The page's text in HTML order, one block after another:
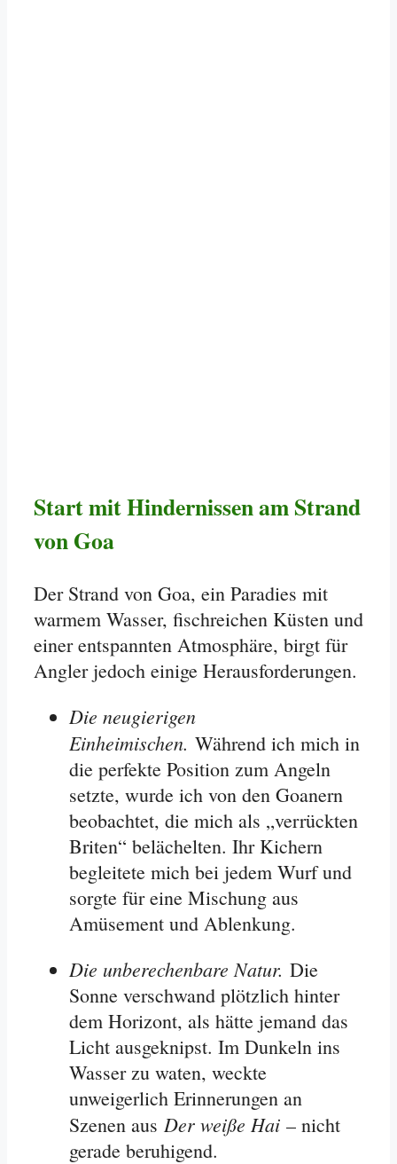
Start mit Hindernissen am Strand
von Goa
Der Strand von Goa, ein Paradies mit
warmem Wasser, fischreichen Küsten und
einer entspannten Atmosphäre, birgt für
Angler jedoch einige Herausforderungen.
Die neugierigen
Einheimischen. Während ich mich in
die perfekte Position zum Angeln
setzte, wurde ich von den Goanern
beobachtet, die mich als „verrückten
Briten“ belächelten. Ihr Kichern
begleitete mich bei jedem Wurf und
sorgte für eine Mischung aus
Amüsement und Ablenkung.
Die unberechenbare Natur. Die
Sonne verschwand plötzlich hinter
dem Horizont, als hätte jemand das
Licht ausgeknipst. Im Dunkeln ins
Wasser zu waten, weckte
unweigerlich Erinnerungen an
Szenen aus Der weiße Hai – nicht
gerade beruhigend.